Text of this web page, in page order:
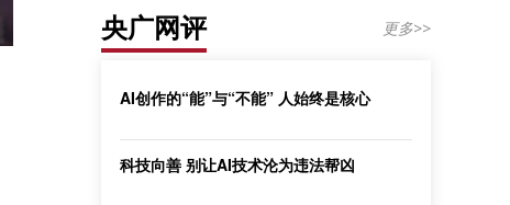
央广网评 更多>>
AI创作的“能”与“不能” 人始终是核心
科技向善 别让AI技术沦为违法帮凶